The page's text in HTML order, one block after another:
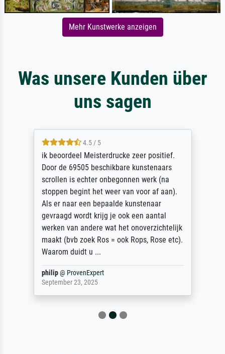
Mehr Kunstwerke anzeigen
Was unsere Kunden über
uns sagen
4.5 / 5
ik beoordeel Meisterdrucke zeer positief.
Door de 69505 beschikbare kunstenaars
scrollen is echter onbegonnen werk (na
stoppen begint het weer van voor af aan).
Als er naar een bepaalde kunstenaar
gevraagd wordt krijg je ook een aantal
werken van andere wat het onoverzichtelijk
maakt (bvb zoek Ros = ook Rops, Rose etc).
Waarom duidt u ...
philip@ ProvenExpert
September 23, 2025